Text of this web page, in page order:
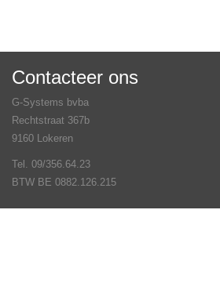
Contacteer ons
G-Systems bvba
Rechtstraat 367b
9160 Lokeren
Tel. 09/356.64.23
BTW BE 0882.126.215